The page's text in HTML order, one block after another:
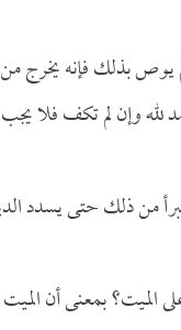
يوص بذلك فإنه يخرج من
لله وإن لم تكف فلا يجب
من ذلك حتى يسدد
بمعنى أن الميت